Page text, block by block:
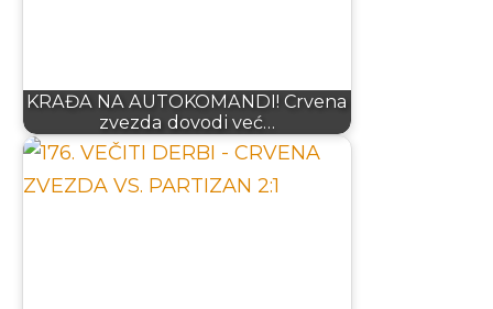
KRAĐA NA AUTOKOMANDI! Crvena
zvezda dovodi već…